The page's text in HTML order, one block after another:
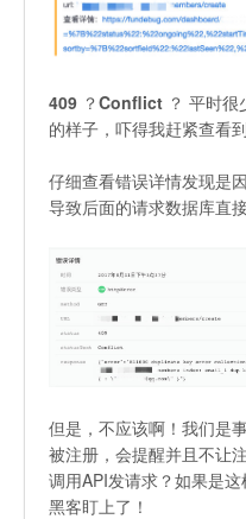
409 ？Conflict ？ 平时
的样子，吓得我赶紧查看
仔细查看错误详情发现是
导致后面的请求数据库直接
但是，不应该啊！我们是
被注册，会提醒并且不让
调用API发请求？如果是
黑客盯上了！